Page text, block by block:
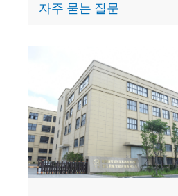
자주 묻는 질문